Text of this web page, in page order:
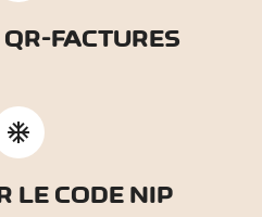
FACTURES
ac_unit
LE CODE NIP